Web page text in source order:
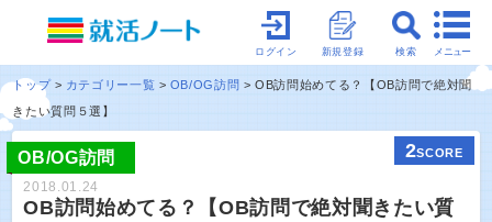
メニュー
検索
新規登録
ログイン
トップ カテゴリー一覧 OB/OG訪問
OB訪問始めてる？【OB訪問で絶対聞
きたい質問５選】
OB/OG訪問 2SCORE
2018.01.24
OB訪問始めてる？【OB訪問で絶対聞きたい質